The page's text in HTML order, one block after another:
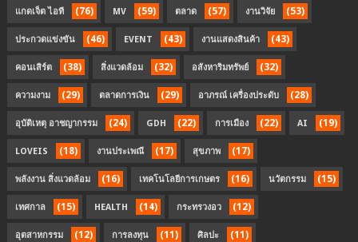
แกดเจ็ต ไอที (76) MV (59) ตลาด (57) งานวิจัย (53)
ประกวดแข่งขัน (46) EVENT (43) งานแสดงสินค้า (43)
คอนเสิร์ต (38) สิ่งแวดล้อม (32) อสังหาริมทรัพย์ (32)
ความงาม (29) ตลาดการเงิน (29) อาภรณ์ เครื่องประดับ (28)
อุบัติเหตุ อาชญากรรม (24) GDH (22) การเมือง (22) AI (19)
LOVEIS (18) งานประเพณี (17) สุขภาพ (17)
พลังงาน สิ่งแวดล้อม (16) เทคโนโลยีการเกษตร (16) นวัตกรรม (15)
เทศกาล (15) HEALTH (14) กระทรวงอว (12)
อุตสาหกรรม (12) การลงทุน (11) ศิลปะ (11)